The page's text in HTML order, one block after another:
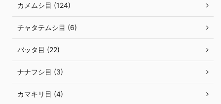
カメムシ目 (124)
チャタテムシ目 (6)
バッタ目 (22)
ナナフシ目 (3)
カマキリ目 (4)